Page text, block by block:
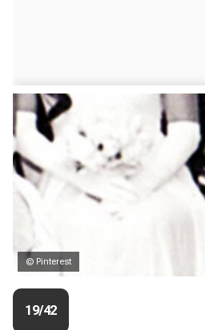
© Pinterest
19/42